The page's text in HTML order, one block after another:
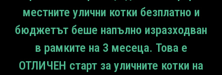
местните улични котки безплатно и
бюджетът беше напълно изразходван
в рамките на 3 месеца. Това е
ОТЛИЧЕН старт за уличните котки на